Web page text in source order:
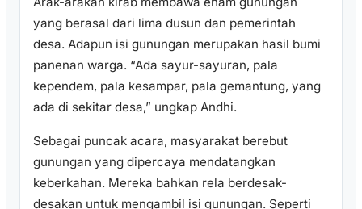
yang berasal dari lima dusun dan pemerintah
desa. Adapun isi gunungan merupakan hasil bumi
panenan warga. “Ada sayur-sayuran, pala
kependem, pala kesampar, pala gemantung, yang
ada di sekitar desa,” ungkap Andhi.
Sebagai puncak acara, masyarakat berebut
gunungan yang dipercaya mendatangkan
keberkahan. Mereka bahkan rela berdesak-
desakan untuk mengambil isi gunungan. Seperti